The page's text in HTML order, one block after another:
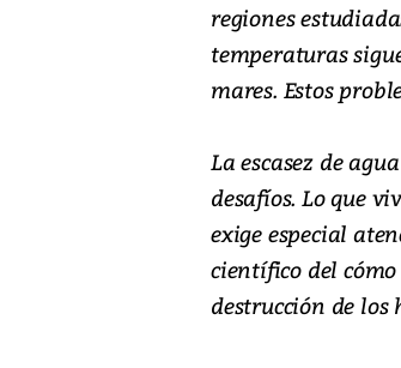
regiones
temperaturas
mares. Estos
La escasez de
desafíos. Lo que
exige especial
científico del
destrucción de los